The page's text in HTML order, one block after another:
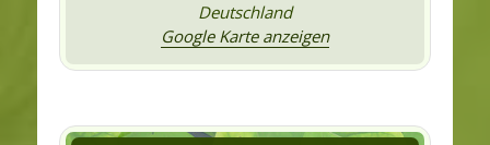
Deutschland
Google Karte anzeigen